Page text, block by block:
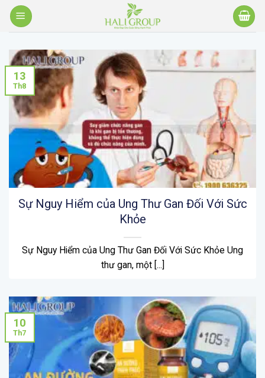
Bỏ
qua
dung
Sự Nguy Hiểm của Ung Thư Gan Đối Với Sức
Khỏe
Sự Nguy Hiểm của Ung Thư Gan Đối Với Sức Khỏe Ung
thư gan, một [...]
13
Th8
10
Th7